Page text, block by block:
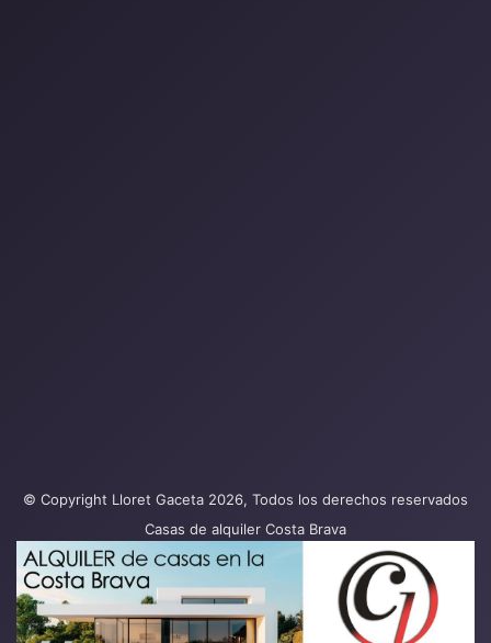
© Copyright Lloret Gaceta 2026, Todos los derechos reservados
Casas de alquiler Costa Brava